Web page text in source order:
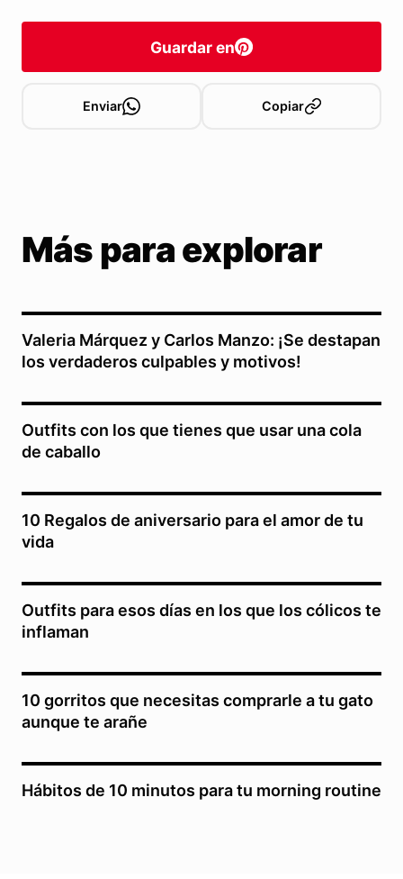
Guardar en
Enviar Copiar
Más para explorar
Valeria Márquez y Carlos Manzo: ¡Se destapan
los verdaderos culpables y motivos!
Outfits con los que tienes que usar una cola
de caballo
10 Regalos de aniversario para el amor de tu
vida
Outfits para esos días en los que los cólicos te
inflaman
10 gorritos que necesitas comprarle a tu gato
aunque te arañe
Hábitos de 10 minutos para tu morning routine